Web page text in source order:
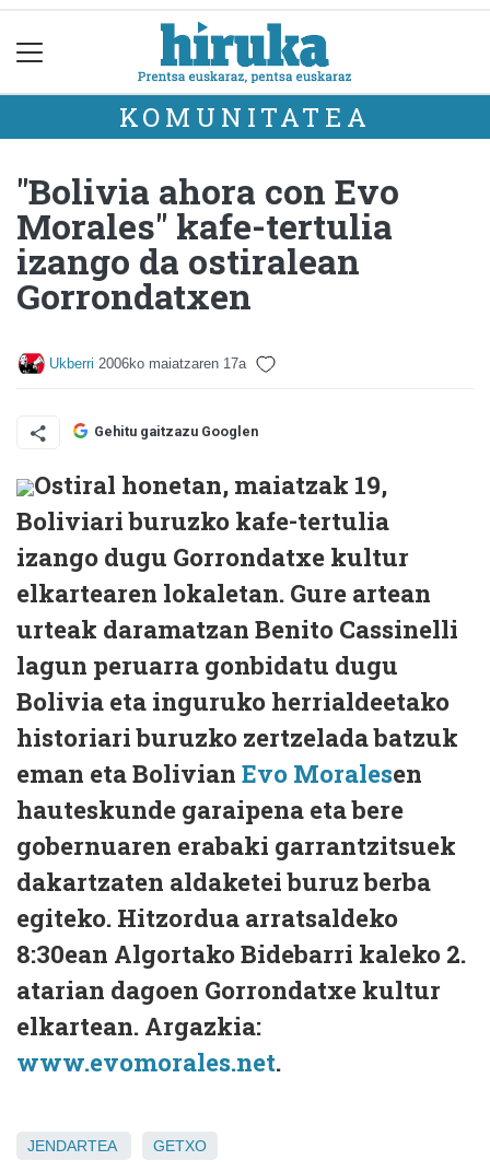
KOMUNITATEA
"Bolivia ahora con Evo
Morales" kafe-tertulia
izango da ostiralean
Gorrondatxen
Ukberri 2006ko maiatzaren 17a
Gehitu gaitzazu Googlen
Ostiral honetan, maiatzak 19,
Boliviari buruzko kafe-tertulia
izango dugu Gorrondatxe kultur
elkartearen lokaletan. Gure artean
urteak daramatzan Benito Cassinelli
lagun peruarra gonbidatu dugu
Bolivia eta inguruko herrialdeetako
historiari buruzko zertzelada batzuk
eman eta Bolivian Evo Moralesen
hauteskunde garaipena eta bere
gobernuaren erabaki garrantzitsuek
dakartzaten aldaketei buruz berba
egiteko. Hitzordua arratsaldeko
8:30ean Algortako Bidebarri kaleko 2.
atarian dagoen Gorrondatxe kultur
elkartean. Argazkia:
www.evomorales.net.
JENDARTEA GETXO